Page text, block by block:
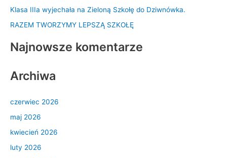
lKlasa IIIa wyjechała na Zieloną Szkołę do Dziwnówka.
RAZEM TWORZYMY LEPSZĄ SZKOŁĘ
Najnowsze komentarze
Archiwa
czerwiec 2026
maj 2026
kwiecień 2026
luty 2026